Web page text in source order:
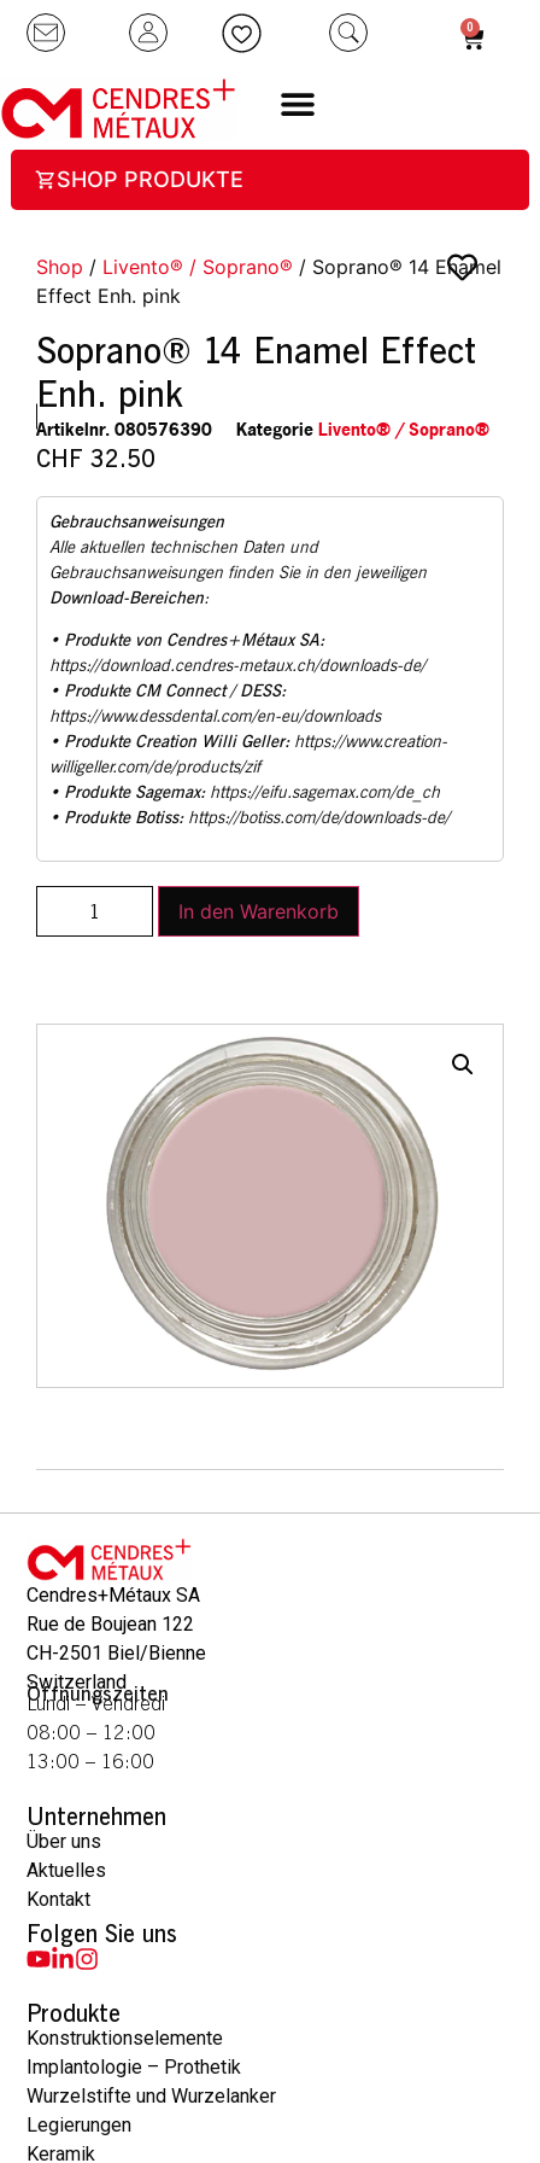
0
SHOP PRODUKTE
Shop / Livento® / Soprano® / Soprano® 14 Enamel
Effect Enh. pink
Soprano® 14 Enamel Effect
Enh. pink
Artikelnr. 080576390 Kategorie Livento® / Soprano®
CHF 32.50
Gebrauchsanweisungen
Alle aktuellen technischen Daten und
Gebrauchsanweisungen finden Sie in den jeweiligen
Download-Bereichen:
• Produkte von Cendres+Métaux SA:
https://download.cendres-metaux.ch/downloads-de/
• Produkte CM Connect / DESS:
https://www.dessdental.com/en-eu/downloads
• Produkte Creation Willi Geller: https://www.creation-
willigeller.com/de/products/zif
• Produkte Sagemax: https://eifu.sagemax.com/de_ch
• Produkte Botiss: https://botiss.com/de/downloads-de/
In den Warenkorb
Cendres+Métaux SA
Rue de Boujean 122
CH-2501 Biel/Bienne
Switzerland
Öffnungszeiten
Lundi – Vendredi
08:00 – 12:00
13:00 – 16:00
Unternehmen
Über uns
Aktuelles
Kontakt
Folgen Sie uns
Produkte
Konstruktionselemente
Implantologie – Prothetik
Wurzelstifte und Wurzelanker
Legierungen
Keramik